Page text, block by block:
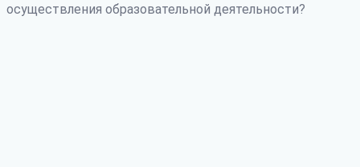
осуществления образовательной деятельности?